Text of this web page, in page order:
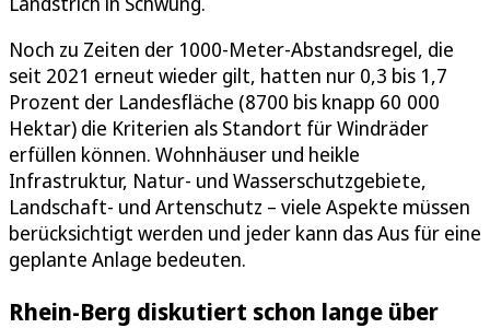
Noch zu Zeiten der 1000-Meter-Abstandsregel, die
seit 2021 erneut wieder gilt, hatten nur 0,3 bis 1,7
Prozent der Landesfläche (8700 bis knapp 60 000
Hektar) die Kriterien als Standort für Windräder
erfüllen können. Wohnhäuser und heikle
Infrastruktur, Natur- und Wasserschutzgebiete,
Landschaft- und Artenschutz – viele Aspekte müssen
berücksichtigt werden und jeder kann das Aus für eine
geplante Anlage bedeuten.
Rhein-Berg diskutiert schon lange über